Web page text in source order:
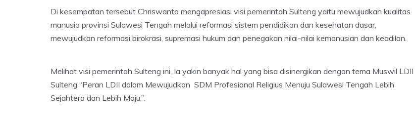
Di kesempatan tersebut Chriswanto mengapresiasi visi pemerintah Sulteng yaitu mewujudkan kualitas
manusia provinsi Sulawesi Tengah melalui reformasi sistem pendidikan dan kesehatan dasar,
mewujudkan reformasi birokrasi, supremasi hukum dan penegakan nilai-nilai kemanusian dan keadilan.
Melihat visi pemerintah Sulteng ini, Ia yakin banyak hal yang bisa disinergikan dengan tema Muswil LDII
Sulteng “Peran LDII dalam Mewujudkan SDM Profesional Religius Menuju Sulawesi Tengah Lebih
Sejahtera dan Lebih Maju,”.